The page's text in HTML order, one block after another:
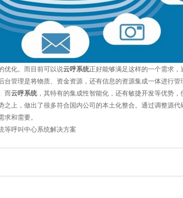
优化。而目前可以说云呼系统正好能够满足这样的一个需求
管理是将物质、资金资源，还有信息的资源集成一体进行管
而云呼系统，其特有的集成性智能化，还有敏捷开发等优势
上，做出了很多符合国内公司的本土化整合。通过调整源
和需要。
呼叫中心系统解决方案